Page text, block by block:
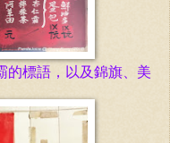
的標語，以及錦旗、美